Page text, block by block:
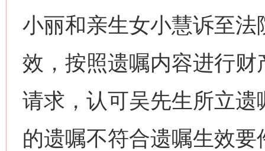
小丽和亲生女小慧诉至
效，按照遗嘱内容进行
请求，认可吴先生所立
的遗嘱不符合遗嘱生效